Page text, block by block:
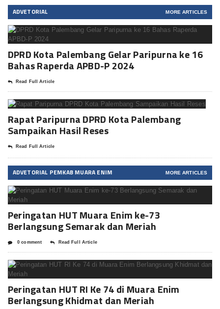
ADVETORIAL MORE ARTICLES
DPRD Kota Palembang Gelar Paripurna ke 16
Bahas Raperda APBD-P 2024
Read Full Article
Rapat Paripurna DPRD Kota Palembang
Sampaikan Hasil Reses
Read Full Article
ADVETORIAL PEMKAB MUARA ENIM MORE ARTICLES
Peringatan HUT Muara Enim ke-73
Berlangsung Semarak dan Meriah
0 comment Read Full Article
Peringatan HUT RI Ke 74 di Muara Enim
Berlangsung Khidmat dan Meriah